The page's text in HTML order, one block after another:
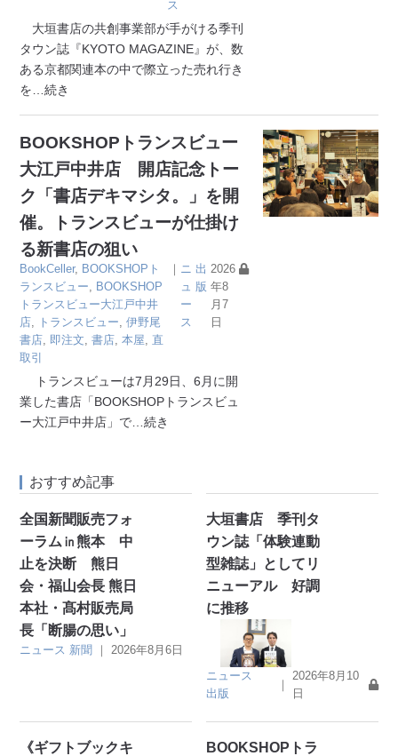
ス
大垣書店の共創事業部が手がける季刊
タウン誌『KYOTO MAGAZINE』が、数
ある京都関連本の中で際立った売れ行き
を…続き
BOOKSHOPトランスビュー
大江戸中井店 開店記念トー
ク「書店デキマシタ。」を開
催。トランスビューが仕掛け
る新書店の狙い
BookCeller, BOOKSHOPト
ランスビュー, BOOKSHOP
トランスビュー大江戸中井
店, トランスビュー,伊野尾
書店, 即注文,書店,本屋, 直
取引
｜ ニ
ュ
ー
ス
出
版
2026
年8
月7
日
トランスビューは7月29日、6月に開
業した書店「BOOKSHOPトランスビュ
ー大江戸中井店」で…続き
おすすめ記事
全国新聞販売フォ
ーラム㏌熊本 中
止を決断 熊日
会・福山会長 熊日
本社・髙村販売局
長「断腸の思い」
ニュース 新聞 ｜2026年8月6日
大垣書店 季刊タ
ウン誌「体験連動
型雑誌」としてリ
ニューアル 好調
に推移
ニュース
出版
｜
2026年8月10
日
《ギフトブックキ
BOOKSHOPトラ